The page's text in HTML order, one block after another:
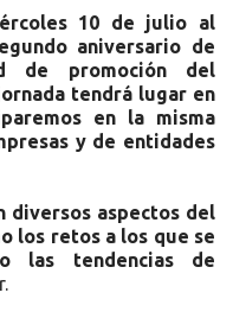
10 de julio al
aniversario de
de promoción del
tendrá lugar en
en la misma
y de entidades
diversos aspectos del
los retos a los que se
las tendencias de